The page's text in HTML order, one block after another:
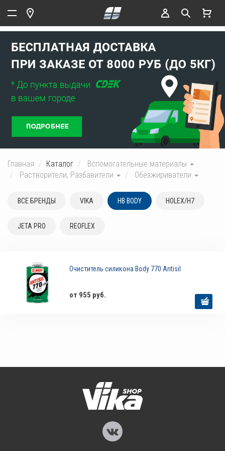
Главная Каталог
Вспомогательные материалы
Растворители, Разбавители
Обезжириватели
ВСЕ БРЕНДЫ VIKA HB BODY HOLEX/H7
JETA PRO REOFLEX
Очиститель силикона Body 770 Antisil
от 955 руб.